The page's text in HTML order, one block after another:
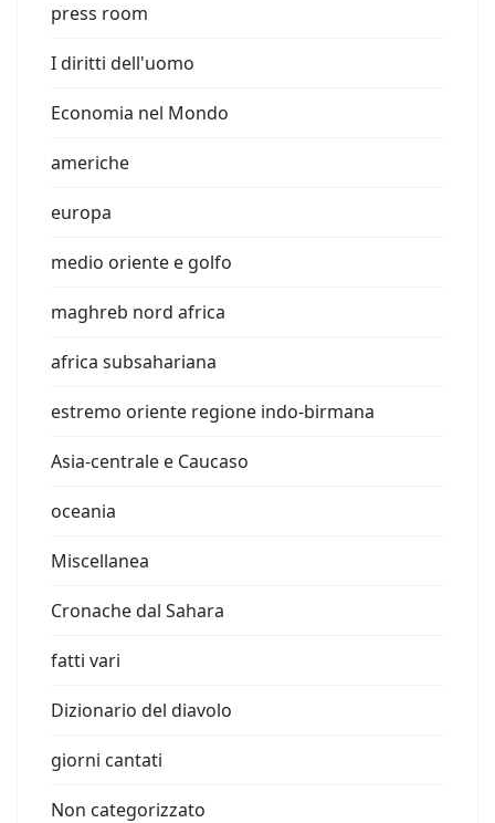
press room
I diritti dell'uomo
Economia nel Mondo
americhe
europa
medio oriente e golfo
maghreb nord africa
africa subsahariana
estremo oriente regione indo-birmana
Asia-centrale e Caucaso
oceania
Miscellanea
Cronache dal Sahara
fatti vari
Dizionario del diavolo
giorni cantati
Non categorizzato